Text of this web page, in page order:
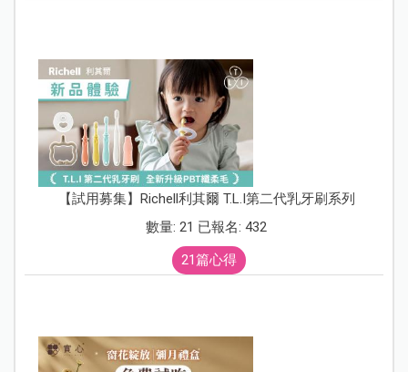
【試用募集】Richell利其爾 T.L.I第二代乳牙刷系列
數量: 21 已報名: 432
21篇心得